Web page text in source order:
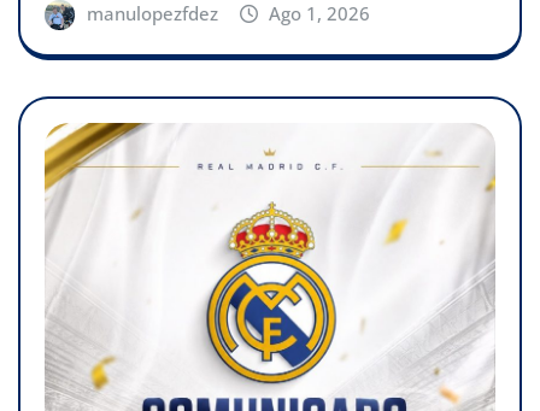
manulopezfdez Ago 1, 2026